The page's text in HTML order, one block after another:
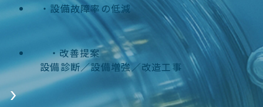
設備故障率の低減
改善提案
設備診断／設備増強／改造工事